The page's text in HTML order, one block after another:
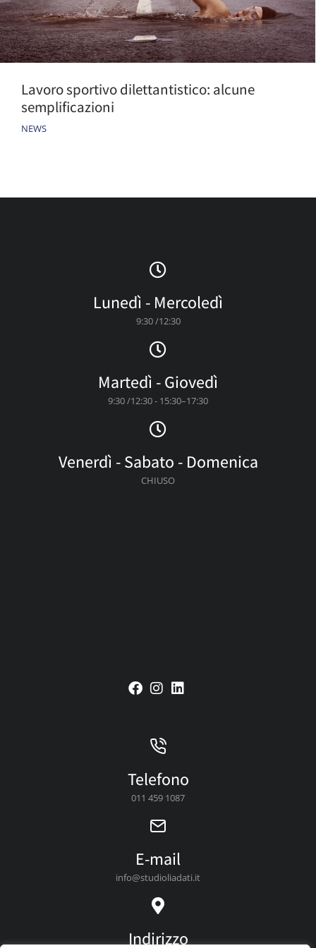
Lavoro sportivo dilettantistico: alcune
semplificazioni
NEWS
Lunedì - Mercoledì
9:30 /12:30
Martedì - Giovedì
9:30 /12:30 - 15:30–17:30
Venerdì - Sabato - Domenica
CHIUSO
Telefono
011 459 1087
E-mail
info@studioliadati.it
Indirizzo